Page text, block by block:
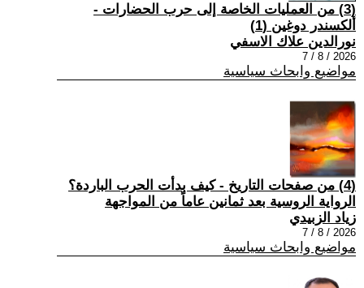
(3) من العمليات الخاصة إلى حرب الحضارات -
ألكسندر دوغين (1)
نورالدين علاك الاسفي
2026 / 8 / 7
مواضيع وابحاث سياسية
(4) من صفحات التاريخ - كيف بدأت الحرب الباردة؟
الرواية الروسية بعد ثمانين عاماً من المواجهة
زياد الزبيدي
2026 / 8 / 7
مواضيع وابحاث سياسية